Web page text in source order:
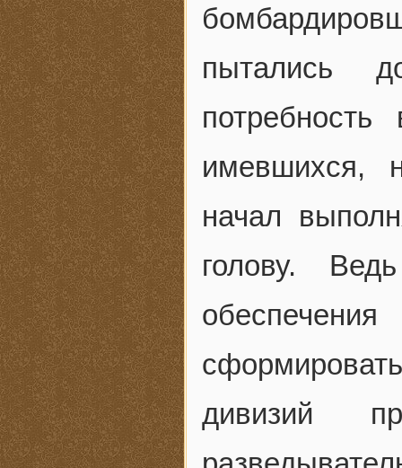
пытались
имевшихся,
начал
голову.
дивизий